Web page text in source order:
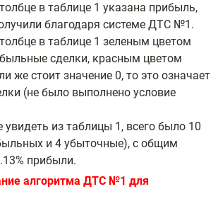
в таблице 1 указана прибыль,
благодаря системе ДТС №1.
в таблице 1 зеленым цветом
сделки, красным цветом
же стоит значение 0, то это означает
(не было выполнено условие
из таблицы 1, всего было 10
и 4 убыточные), с общим
прибыли.
алгоритма ДТС №1 для